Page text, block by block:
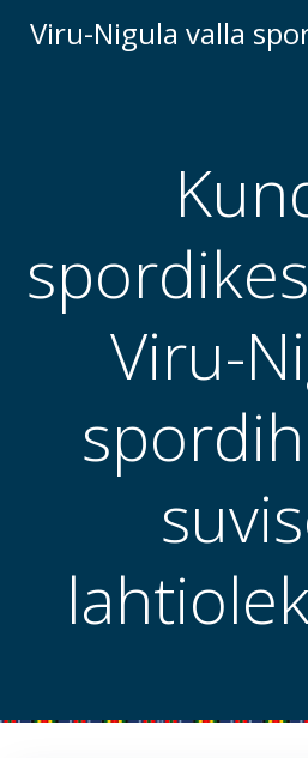
to
Viru-Nigula valla
Viru-